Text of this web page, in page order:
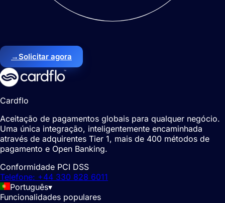
→Solicitar agora
Cardflo
Aceitação de pagamentos globais para qualquer negócio.
Uma única integração, inteligentemente encaminhada
através de adquirentes Tier 1, mais de 400 métodos de
pagamento e Open Banking.
Conformidade PCI DSS
Telefone: +44 330 828 6011
Português▾
Funcionalidades populares